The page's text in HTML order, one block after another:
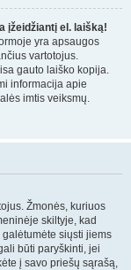
įžeidžiantį el. laišką!
yra apsaugos
vartotojus.
gauto laiško kopija.
informacija apie
imtis veiksmų.
Žmonės, kuriuos
skiltyje, kad
siųsti jiems
būti paryškinti, jei
į savo priešų sąrašą,